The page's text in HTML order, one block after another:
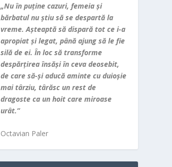
„Nu în puţine cazuri, femeia şi
bărbatul nu ştiu să se despartă la
vreme. Aşteaptă să dispară tot ce i-a
apropiat şi legat, până ajung să le fie
silă de ei. În loc să transforme
despărţirea însăşi în ceva deosebit,
de care să-şi aducă aminte cu duioşie
mai târziu, târăsc un rest de
dragoste ca un hoit care miroase
urât.”
Octavian Paler